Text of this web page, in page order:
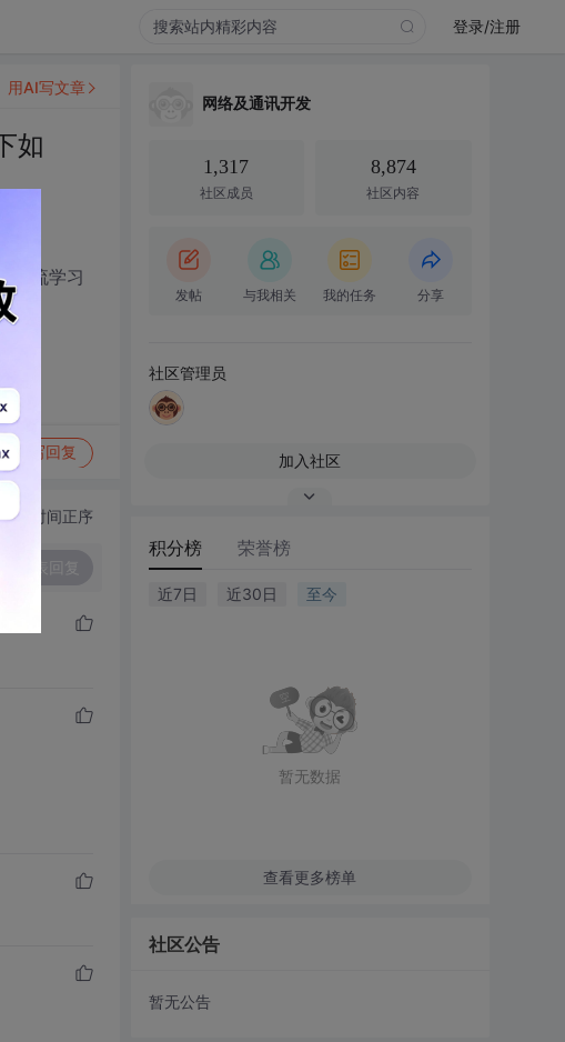
登录/注册
如
交流学习
写回复
用AI写文章
为时间正序
网络及通讯开发
1,317
社区成员
8,874
社区内容
发帖 与我相关 我的任务 分享
社区管理员
加入社区
积分榜 荣誉榜
近7日 近30日 至今
暂无数据
查看更多榜单
社区公告
暂无公告